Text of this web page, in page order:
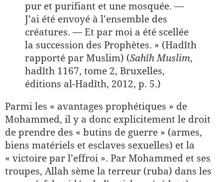
pur et purifiant et une mosquée. —
J’ai été envoyé à l’ensemble des
créatures. — Et par moi a été scellée
la succession des Prophètes. » (Hadîth
rapporté par Muslim) (Sahîh Muslim,
hadîth 1167, tome 2, Bruxelles,
éditions al-Hadîth, 2012, p. 5.)
Parmi les « avantages prophétiques » de
Mohammed, il y a donc explicitement le droit
de prendre des « butins de guerre » (armes,
biens matériels et esclaves sexuelles) et la
« victoire par l’effroi ». Par Mohammed et ses
troupes, Allah sème la terreur (ruba) dans les